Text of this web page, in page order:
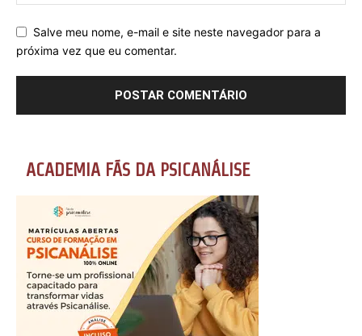
Salve meu nome, e-mail e site neste navegador para a
próxima vez que eu comentar.
ACADEMIA FÃS DA PSICANÁLISE